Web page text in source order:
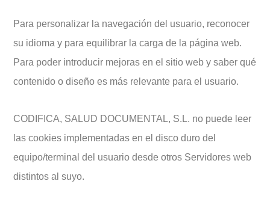
Para personalizar la navegación del usuario, reconocer
su idioma y para equilibrar la carga de la página web.
Para poder introducir mejoras en el sitio web y saber qué
contenido o diseño es más relevante para el usuario.
CODIFICA, SALUD DOCUMENTAL, S.L. no puede leer
las cookies implementadas en el disco duro del
equipo/terminal del usuario desde otros Servidores web
distintos al suyo.